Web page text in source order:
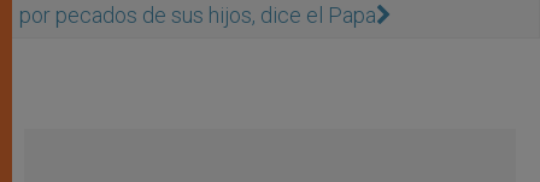
por pecados de sus hijos, dice el Papa